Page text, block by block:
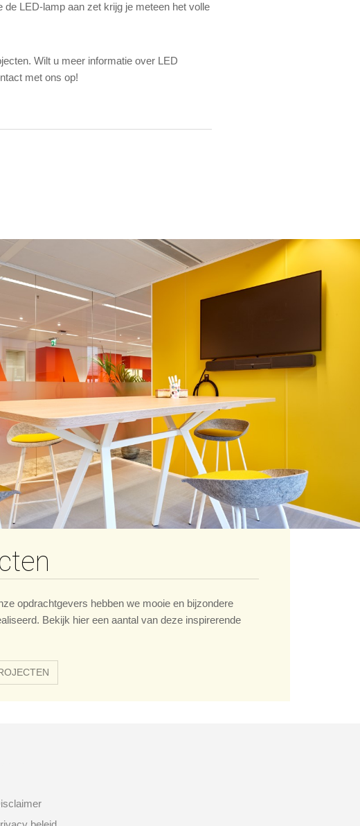
LED-lamp aan zet krijg je meteen het volle
Wilt u meer informatie over LED
met ons op!
opdrachtgevers hebben we mooie en bijzondere
Bekijk hier een aantal van deze inspirerende